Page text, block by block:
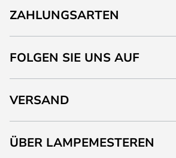
ZAHLUNGSARTEN
FOLGEN SIE UNS AUF
VERSAND
ÜBER LAMPEMESTEREN